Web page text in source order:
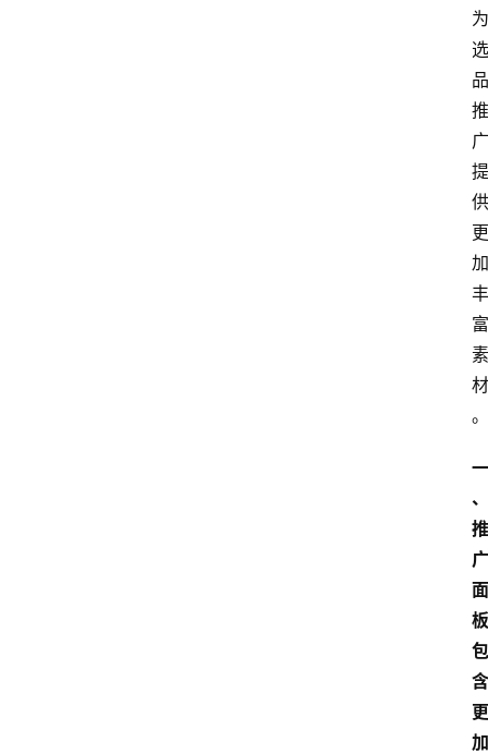
为
选
品
推
广
提
供
更
加
丰
富
素
材
。
一
、
推
广
面
板
包
含
更
加